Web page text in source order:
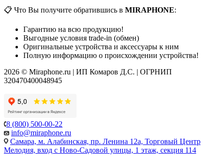
📋 Что Вы получите обратившись в MIRAPHONE:
Гарантию на всю продукцию!
Выгодные условия trade-in (обмен)
Оригинальные устройства и аксессуары к ним
Полную информацию о происхождении устройства!
2026 © Miraphone.ru | ИП Комаров Д.С. | ОГРНИП
320470400048945
8 (800) 500-00-22
info@miraphone.ru
Самара, м. Алабинская, пр. Ленина 12а, Торговый Центр
Мелодия, вход с Ново-Садовой улицы, 1 этаж, секция 114